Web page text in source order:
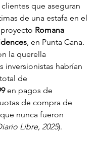
que aseguran
de una estafa en el
Romana
, en Punta Cana.
la querella
inversionistas habrían
de
en pagos de
de compra de
nunca fueron
Libre, 2025).